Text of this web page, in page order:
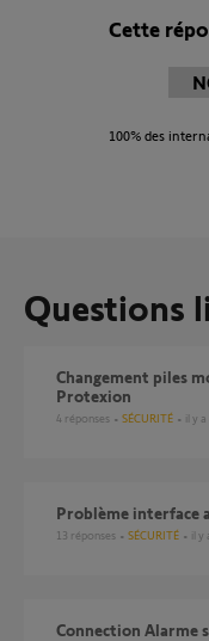
Cette
100% des
Questions
changement piles mortes sur clavier LCD alarme
Protexion
4 réponses SÉCURITÉ il y
Problème
13 réponses SÉCURITÉ il
Connection Alarme